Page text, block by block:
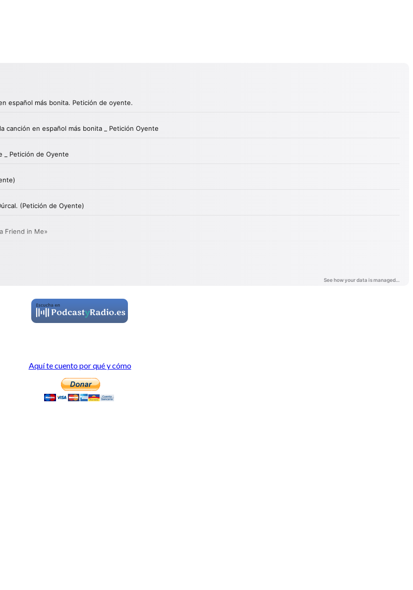
Aquí te cuento por qué y cómo